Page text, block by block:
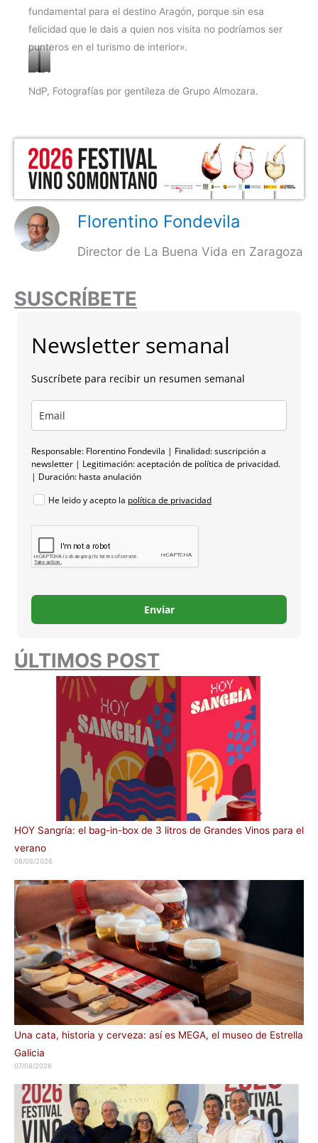
fundamental para el destino Aragón, porque sin esa
felicidad que le dais a quien nos visita no podríamos ser
punteros en el turismo de interior».
Carmen
Urbano
Elena
Allué
NdP, Fotografías por gentileza de Grupo Almozara.
Florentino Fondevila
Director de La Buena Vida en Zaragoza
SUSCRÍBETE
Newsletter semanal
Suscríbete para recibir un resumen semanal
Responsable: Florentino Fondevila | Finalidad: suscripción a
newsletter | Legitimación: aceptación de política de privacidad.
| Duración: hasta anulación
He leido y acepto la política de privacidad
Enviar
ÚLTIMOS POST
HOY Sangría: el bag-in-box de 3 litros de Grandes Vinos para el
verano
08/08/2026
Una cata, historia y cerveza: así es MEGA, el museo de Estrella
Galicia
07/08/2026